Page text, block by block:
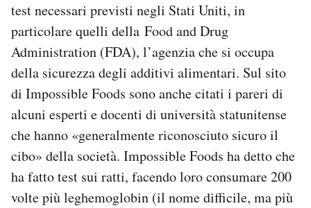
test necessari previsti negli Stati Uniti, in
particolare quelli della Food and Drug
Administration (FDA), l’agenzia che si occupa
della sicurezza degli additivi alimentari. Sul sito
di Impossible Foods sono anche citati i pareri di
alcuni esperti e docenti di università statunitense
che hanno «generalmente riconosciuto sicuro il
cibo» della società. Impossible Foods ha detto che
ha fatto test sui ratti, facendo loro consumare 200
volte più leghemoglobin (il nome difficile, ma più